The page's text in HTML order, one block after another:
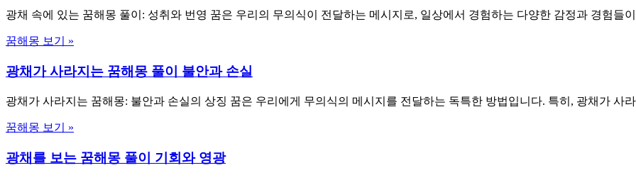
광채 속에 있는 꿈해몽 풀이: 성취와 번영 꿈은 우리의 무의식이 전달하는 메시지로, 일상에서 경험하는 다양한 감정과 경험들
꿈해몽 보기 »
광채가 사라지는 꿈해몽 풀이 불안과 손실
광채가 사라지는 꿈해몽: 불안과 손실의 상징 꿈은 우리에게 무의식의 메시지를 전달하는 독특한 방법입니다. 특히, 광채가 사
꿈해몽 보기 »
광채를 보는 꿈해몽 풀이 기회와 영광